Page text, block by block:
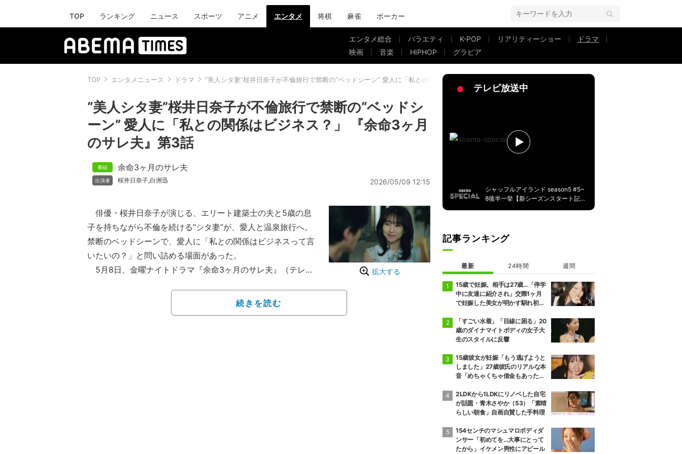
TOP ランキング ニュース スポーツ アニメ エンタメ 将棋 麻雀 ポーカー
エンタメ総合 バラエティ K-POP リアリティーショー
ドラマ
映画
音楽 HIPHOP グラビア
TOP エンタメニュース ドラマ “美人シタ妻”桜井日奈子が不倫旅行で禁断の“ベッドシーン” 愛人に「私との関係はビジネス？」 『余命3ヶ月のサレ夫』第3話
“美人シタ妻”桜井日奈子が不倫旅行で禁断の“ベッドシ
ーン” 愛人に「私との関係はビジネス？」 『余命3ヶ月
のサレ夫』第3話
余命3ヶ月のサレ夫
桜井日奈子,白洲迅 2026/05/09 12:15
拡大する
俳優・桜井日奈子が演じる、エリート建築士の夫と5歳の息
子を持ちながら不倫を続ける“シタ妻”が、愛人と温泉旅行へ。
禁断のベッドシーンで、愛人に「私との関係はビジネスって言
いたいの？」と問い詰める場面があった。
5月8日、金曜ナイトドラマ『余命3ヶ月のサレ夫』（テレビ
イン部で働くエリート建築士の高坂葵（白洲迅）は、悪性腫瘍
の転移で「余命約3ヶ月」の宣告を受け、必死に病魔と闘って
続きを読む
テレビ放送中
シャッフルアイランド season5 #5~
8後半一挙【新シーズンスタート記
記事ランキング
最新 24時間 週間
15歳で妊娠。相手は27歳…「停学
中に友達に紹介され」交際1ヶ月
で妊娠した美女が明かす馴れ初め
絶句
「すごい水着」「目線に困る」20
歳のダイナマイトボディの女子大
生のスタイルに反響
15歳彼女が妊娠「もう逃げようと
しました」27歳彼氏のリアルな本
音「めちゃくちゃ借金もあったの
2LDKから1LDKにリノベした自宅
が話題・青木さやか（53）「素晴
らしい朝食」自画自賛した手料理
154センチのマシュマロボディダ
ンサー「初めてを…大事にとって
たから」イケメン男性にアピール